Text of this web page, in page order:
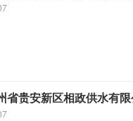
省贵安新区相政供水有